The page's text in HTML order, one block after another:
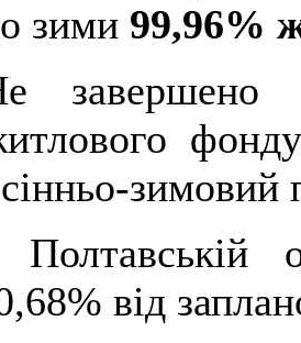
зими 99,96%
завершено
зимовий
Полтавській
від